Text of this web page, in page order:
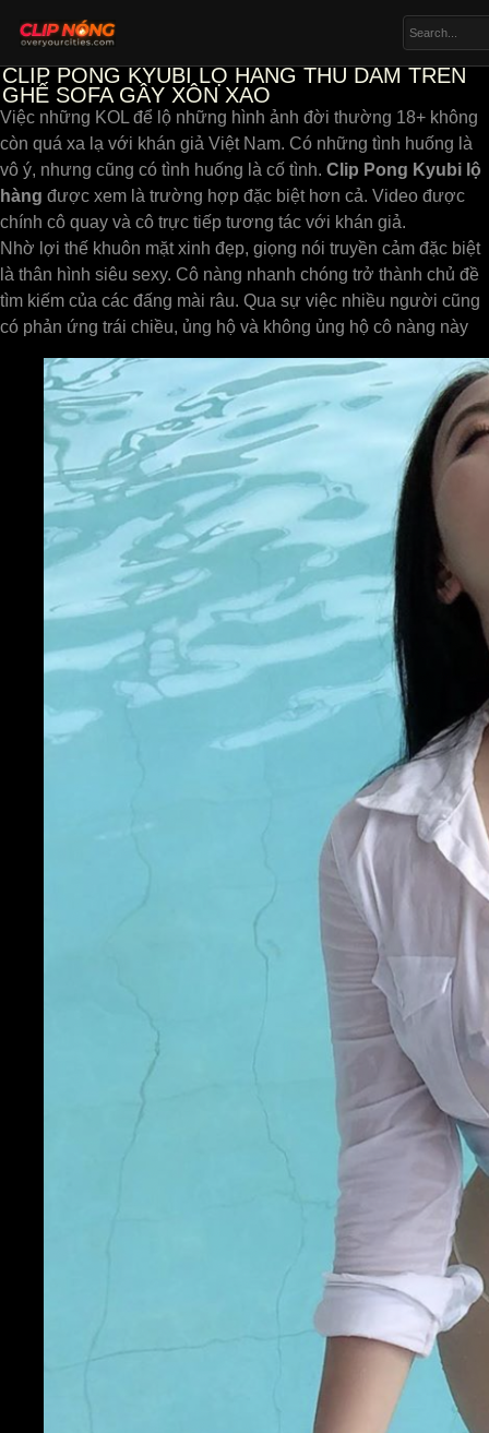
CLIP PONG KYUBI LỘ HÀNG THỦ DÂM TRÊN
GHẾ SOFA GÂY XÔN XAO
Việc những KOL để lộ những hình ảnh đời thường 18+ không
còn quá xa lạ với khán giả Việt Nam. Có những tình huống là
vô ý, nhưng cũng có tình huống là cố tình. Clip Pong Kyubi lộ
hàng được xem là trường hợp đặc biệt hơn cả. Video được
chính cô quay và cô trực tiếp tương tác với khán giả.
Nhờ lợi thế khuôn mặt xinh đẹp, giọng nói truyền cảm đặc biệt
là thân hình siêu sexy. Cô nàng nhanh chóng trở thành chủ đề
tìm kiếm của các đấng mài râu. Qua sự việc nhiều người cũng
có phản ứng trái chiều, ủng hộ và không ủng hộ cô nàng này